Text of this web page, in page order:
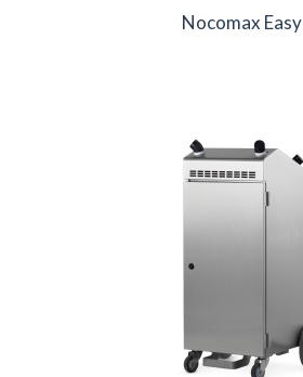
Nocomax Easy